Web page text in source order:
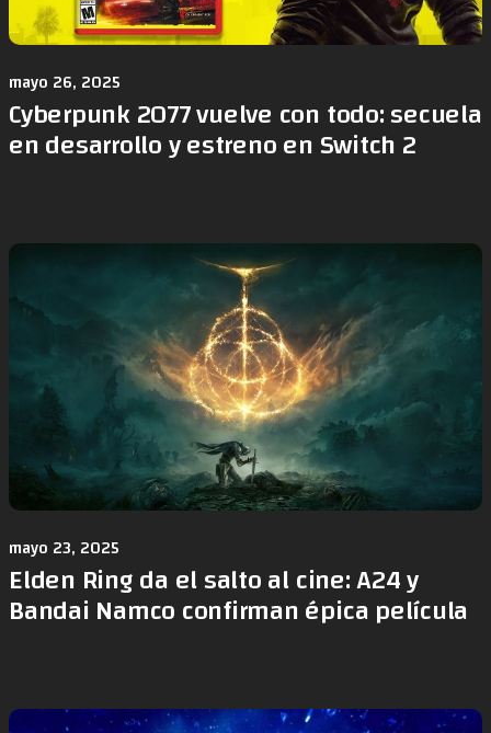
mayo 26, 2025
Cyberpunk 2077 vuelve con todo: secuela
en desarrollo y estreno en Switch 2
mayo 23, 2025
Elden Ring da el salto al cine: A24 y
Bandai Namco confirman épica película